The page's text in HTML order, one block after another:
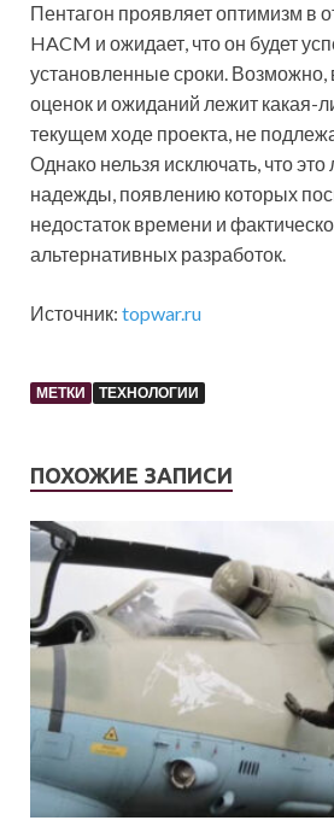
Пентагон проявляет оптимизм в
HACM и ожидает, что он будет
установленные сроки. Возможно,
оценок и ожиданий лежит какая-
текущем ходе проекта, не
Однако нельзя исключать, что
надежды, появлению которых
недостаток времени и
альтернативных разработок.
Источник: topwar.ru
МЕТКИ ТЕХНОЛОГИИ
ПОХОЖИЕ ЗАПИСИ